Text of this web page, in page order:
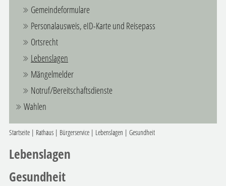
Gemeindeformulare
Personalausweis, eID-Karte und Reisepass
Ortsrecht
Lebenslagen
Mängelmelder
Notruf/Bereitschaftsdienste
Wahlen
Startseite| Rathaus| Bürgerservice| Lebenslagen | Gesundheit
Lebenslagen
Gesundheit